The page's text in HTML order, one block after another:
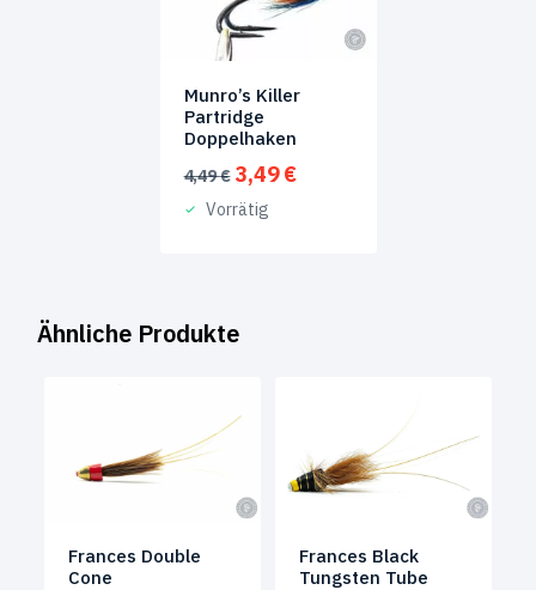
Munro’s Killer
Partridge
Doppelhaken
4,49€ Ursprünglicher
Preis
war:
3,49€Aktueller
Vorrätig
Ähnliche Produkte
Frances Double
Cone
Frances Black
Tungsten Tube